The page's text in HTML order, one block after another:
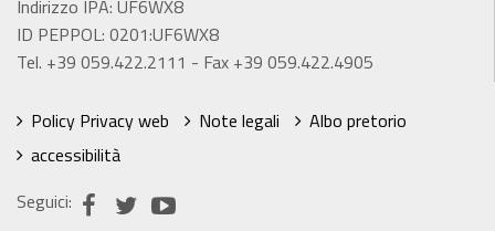
Indirizzo IPA: UF6WX8
ID PEPPOL: 0201:UF6WX8
Tel. +39 059.422.2111 - Fax +39 059.422.4905
Policy Privacy web Note legali
Albo pretorio
accessibilità
Seguici: